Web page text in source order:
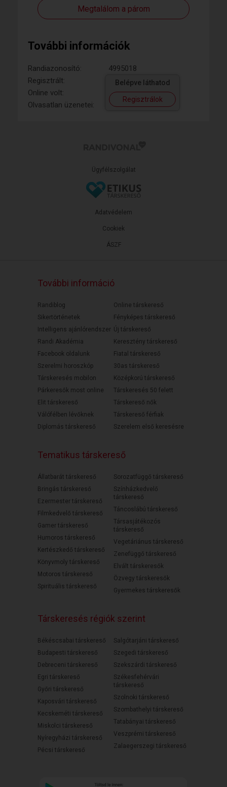
Megtalálom a párom
További információk
Randiazonosító:
4995018
Regisztrált:
Online volt:
Olvasatlan üzenetei:
Belépve láthatod
Regisztrálok
Ügyfélszolgálat
ÁSZF
Adatvédelem
Cookiek
További információ
Randiblog
Sikertörténetek
Intelligens ajánlórendszer
Randi Akadémia
Facebook oldalunk
Szerelmi horoszkóp
Társkeresés mobilon
Párkeresők most online
Elit társkereső
Válófélben lévőknek
Diplomás társkereső
Online társkereső
Fényképes társkereső
Új társkereső
Keresztény társkereső
Fiatal társkereső
30as társkereső
Középkorú társkereső
Társkeresés 50 felett
Társkereső nők
Társkereső férfiak
Szerelem első keresésre
Tematikus társkereső
Állatbarát társkereső
Bringás társkereső
Ezermester társkereső
Filmkedvelő társkereső
Gamer társkereső
Humoros társkereső
Kertészkedő társkereső
Könyvmoly társkereső
Motoros társkereső
Spirituális társkereső
Sorozatfüggő társkereső
Színházkedvelő
társkereső
Táncoslábú társkereső
Társasjátékozós
társkereső
Vegetáriánus társkereső
Zenefüggő társkereső
Elvált társkeresők
Özvegy társkeresők
Gyermekes társkeresők
Társkeresés régiók szerint
Békéscsabai társkereső
Budapesti társkereső
Debreceni társkereső
Egri társkereső
Győri társkereső
Kaposvári társkereső
Kecskeméti társkereső
Miskolci társkereső
Nyíregyházi társkereső
Pécsi társkereső
Salgótarjáni társkereső
Szegedi társkereső
Szekszárdi társkereső
Székesfehérvári
társkereső
Szolnoki társkereső
Szombathelyi társkereső
Tatabányai társkereső
Veszprémi társkereső
Zalaegerszegi társkereső